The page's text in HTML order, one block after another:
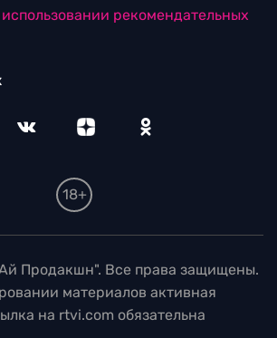
рекомендательных
18+
Продакшн". Все права защищены.
материалов активная
на rtvi.com обязательна